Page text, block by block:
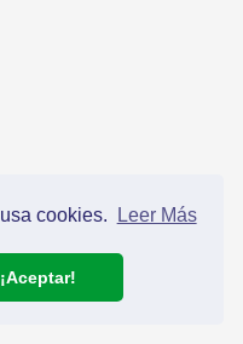
cookies. Leer Más
¡Aceptar!